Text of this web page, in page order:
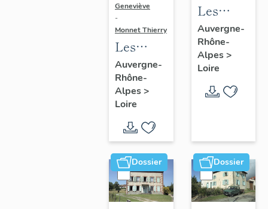
Geneviève
-
Monnet Thierry
Les
fermes
du
canton
Montbrison
Auvergne-
Rhône-
Alpes>
Loire
Les
monuments
aux
morts du
de
Auvergne-
Rhône-
Alpes>
Loire
Dossier Dossier